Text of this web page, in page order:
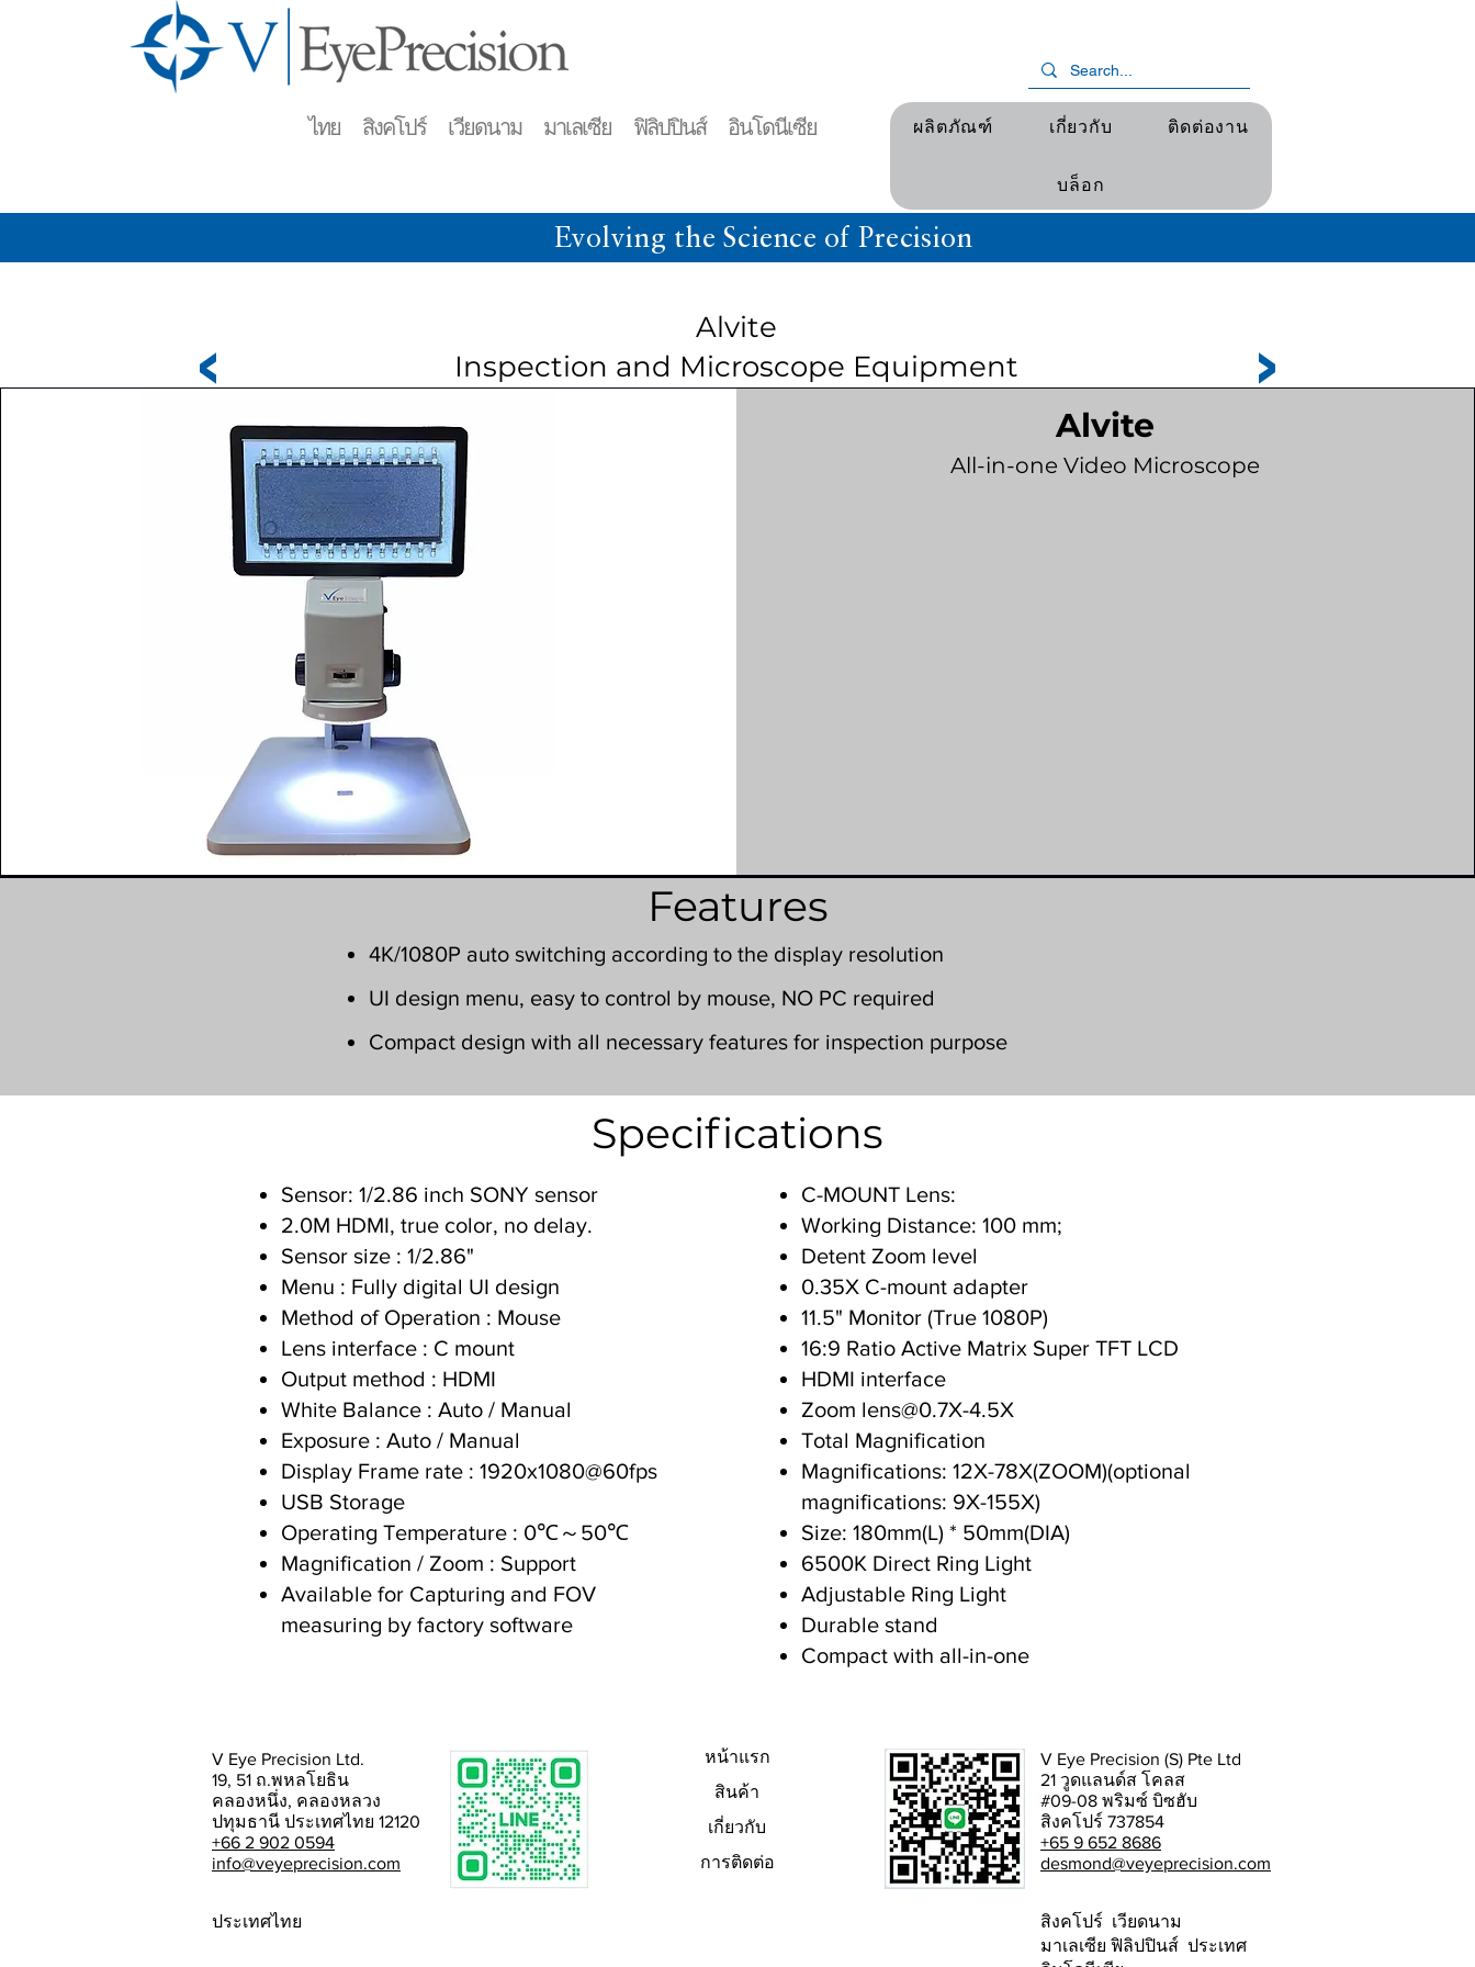
ไทย สิงคโปร์ เวียดนาม มาเลเซีย ฟิลิปปินส์ อินโดนีเซีย ผลิตภัณฑ์ เกี่ยวกับ ติดต่องาน
บล็อก
Evolving the Science of Precision
Alvite
Inspection and Microscope Equipment
Alvite
All-in-one Video Microscope
Features
4K/1080P auto switching according to the display resolution
UI design menu, easy to control by mouse, NO PC required
Compact design with all necessary features for inspection purpose
Specifications
Sensor: 1/2.86 inch SONY sensor
2.0M HDMI, true color, no delay.
Sensor size : 1/2.86"
Menu : Fully digital UI design
Method of Operation : Mouse
Lens interface : C mount
Output method : HDMI
White Balance : Auto / Manual
Exposure : Auto / Manual
Display Frame rate : 1920x1080@60fps
USB Storage
Operating Temperature : 0℃～50℃
Magnification / Zoom : Support
Available for Capturing and FOV
measuring by factory software
C-MOUNT Lens:
Working Distance: 100 mm;
Detent Zoom level
0.35X C-mount adapter
11.5" Monitor (True 1080P)
16:9 Ratio Active Matrix Super TFT LCD
HDMI interface
Zoom lens@0.7X-4.5X
Total Magnification
Magnifications: 12X-78X(ZOOM)(optional
magnifications: 9X-155X)
Size: 180mm(L) * 50mm(DIA)
6500K Direct Ring Light
Adjustable Ring Light
Durable stand
Compact with all-in-one
V Eye Precision Ltd.
19, 51 ถ.พหลโยธิน
คลองหนึ่ง, คลองหลวง
ปทุมธานี ประเทศไทย 12120
+66 2 902 0594
info@veyeprecision.com
หน้าแรก
สินค้า
เกี่ยวกับ
การติดต่อ
V Eye Precision (S) Pte Ltd
21 วูดแลนด์ส โคลส
#09-08 พริมซ์ บิซฮับ
สิงคโปร์ 737854
+65 9 652 8686
desmond@veyeprecision.com
ประเทศไทย
สิงคโปร์ เวียดนาม
มาเลเซีย ฟิลิปปินส์ ประเทศ